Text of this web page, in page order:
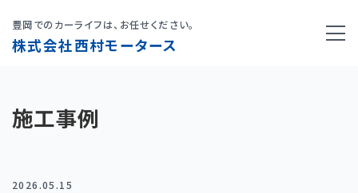
株式会社西村モータース
豊岡でのカーライフは、お任せください。
施工事例
2026.05.15